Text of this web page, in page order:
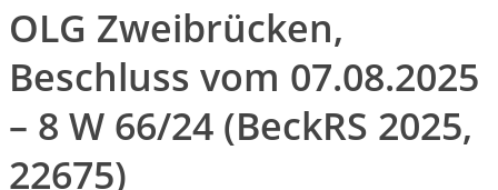
OLG Zweibrücken,
Beschluss vom 07.08.2025
– 8 W 66/24 (BeckRS 2025,
22675)